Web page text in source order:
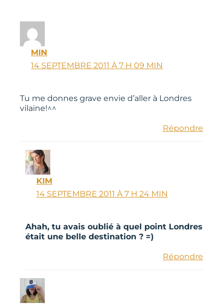
MIN
14 SEPTEMBRE 2011 À 7 H 09 MIN
Tu me donnes grave envie d’aller à Londres
vilaine!^^
Répondre
KIM
14 SEPTEMBRE 2011 À 7 H 24 MIN
Ahah, tu avais oublié à quel point Londres
était une belle destination ? =)
Répondre